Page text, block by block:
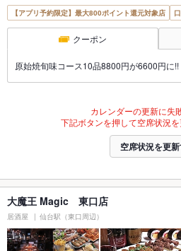
【アプリ予約限定】最大800ポイント還元対象店
クーポン
原始焼旬味コース10品8800円が6600円に!!
カレンダーの更新に失
下記ボタンを押して空席状況を
空席状況を更
大魔王 Magic 東口店
居酒屋 仙台駅（東口周辺）